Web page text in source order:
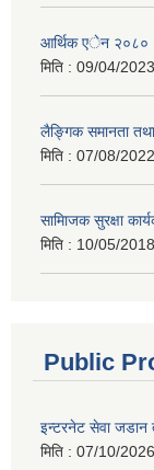
आर्थिक एेन २०८०
मिति : 09/04/
लैङ्गिक समानता
मिति : 07/08/
सामािजक सुरक्षा
मिति : 10/05/
Public
इन्टरनेट सेवा जडान
मिति : 07/10/